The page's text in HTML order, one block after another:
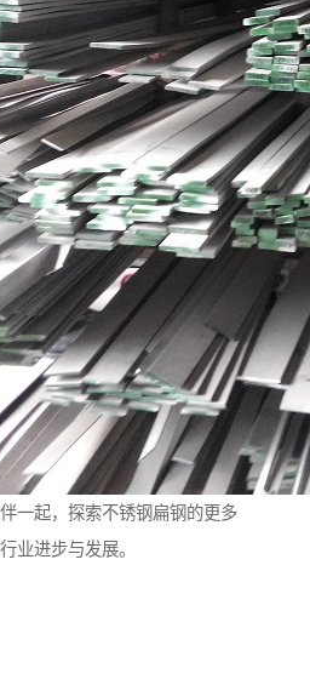
一起，探索不锈钢扁钢的更多
业进步与发展。